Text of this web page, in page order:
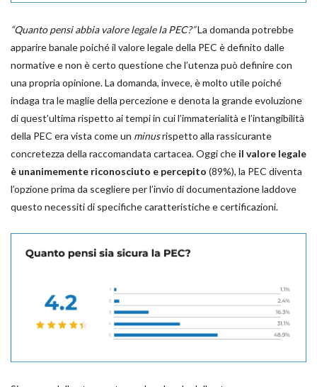
“Quanto pensi abbia valore legale la PEC?”La domanda potrebbe
apparire banale poiché il valore legale della PEC è definito dalle
normative e non è certo questione che l’utenza può definire con
una propria opinione. La domanda, invece, è molto utile poiché
indaga tra le maglie della percezione e denota la grande evoluzione
di quest’ultima rispetto ai tempi in cui l’immaterialità e l’intangibilità
della PEC era vista come un minusrispetto alla rassicurante
concretezza della raccomandata cartacea. Oggi che il valore legale
è unanimemente riconosciuto e percepito (89%), la PEC diventa
l’opzione prima da scegliere per l’invio di documentazione laddove
questo necessiti di specifiche caratteristiche e certificazioni.